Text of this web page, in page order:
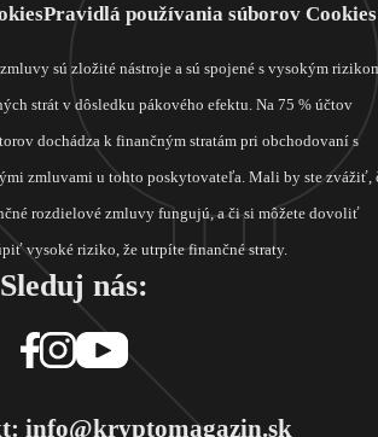
Pravidlá používania súborov Cookies
sú zložité nástroje a sú spojené s vysokým
strát v dôsledku pákového efektu. Na 75 % účtov
dochádza k finančným stratám pri obchodovaní s
zmluvami u tohto poskytovateľa. Mali by ste zvážiť,
rozdielové zmluvy fungujú, a či si môžete dovoliť
vysoké riziko, že utrpíte finančné straty.
Sleduj nás:
info@kryptomagazin.sk